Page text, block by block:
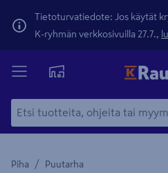
Tietoturvatiedote: Jos käytät
K-ryhmän verkkosivuilla 27.7.,
Piha Puutarha